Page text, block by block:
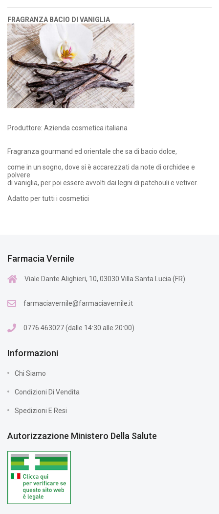
FRAGRANZA BACIO DI VANIGLIA
Produttore: Azienda cosmetica italiana
Fragranza gourmand ed orientale che sa di bacio dolce,
come in un sogno, dove si è accarezzati da note di orchidee e
polvere
di vaniglia, per poi essere avvolti dai legni di patchouli e vetiver.
Adatto per tutti i cosmetici
Farmacia Vernile
Viale Dante Alighieri, 10, 03030 Villa Santa Lucia (FR)
farmaciavernile@farmaciavernile.it
0776 463027 (dalle 14:30 alle 20:00)
Informazioni
Chi Siamo
Condizioni Di Vendita
Spedizioni E Resi
Autorizzazione Ministero Della Salute